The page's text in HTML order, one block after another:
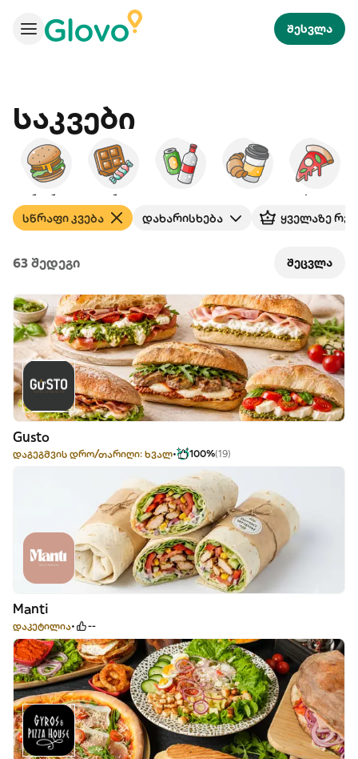
შესვლა
Საკვები
ბურგერები დესერტები პიცა
სწრაფი კვება დახარისხება ყველაზე
63 შედეგი შეცვლა
Gusto
დაგეგმვის დრო/თარიღი: ხვალ 100%(19)
Manti
დაკეტილია --